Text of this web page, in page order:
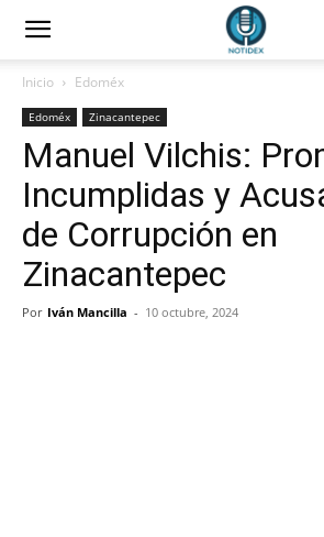
Inicio Edoméx
Edoméx Zinacantepec
Manuel Vilchis:
Incumplidas y
de Corrupción en
Zinacantepec
Por Iván Mancilla - 10 octubre, 2024